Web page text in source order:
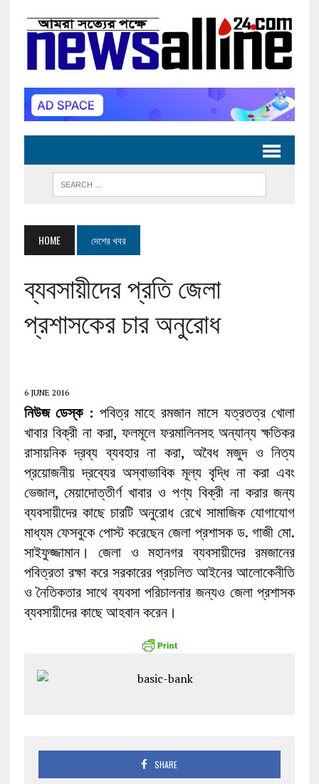
HOME দেশের খবর
ব্যবসায়ীদের প্রতি জেলা
প্রশাসকের চার অনুরোধ
6 JUNE 2016
নিউজ ডেস্ক : পবিত্র মাহে রমজান মাসে যত্রতত্র খোলা
খাবার বিক্রী না করা, ফলমূলে ফরমালিনসহ অন্যান্য ক্ষতিকর
রাসায়নিক দ্রব্য ব্যবহার না করা, অবৈধ মজুদ ও নিত্য
প্রয়োজনীয় দ্রব্যের অস্বাভাবিক মূল্য বৃদ্ধি না করা এবং
ভেজাল, মেয়াদোত্তীর্ণ খাবার ও পণ্য বিক্রী না করার জন্য
ব্যবসায়ীদের কাছে চারটি অনুরোধ রেখে সামাজিক যোগাযোগ
মাধ্যম ফেসবুকে পোস্ট করেছেন জেলা প্রশাসক ড. গাজী মো.
সাইফুজ্জামান। জেলা ও মহানগর ব্যবসায়ীদের রমজানের
পবিত্রতা রক্ষা করে সরকারের প্রচলিত আইনের আলোকেনীতি
ও নৈতিকতার সাথে ব্যবসা পরিচালনার জন্যও জেলা প্রশাসক
ব্যবসায়ীদের কাছে আহবান করেন।
SHARE